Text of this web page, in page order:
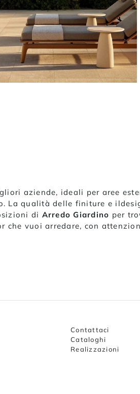
aziende, ideali per aree
La qualità delle finiture e
di Arredo Giardino per
vuoi arredare, con
Contattaci
Cataloghi
Realizzazioni